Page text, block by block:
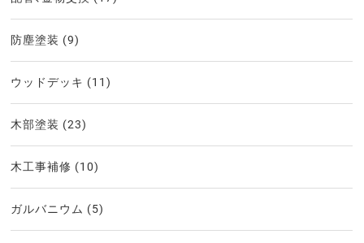
防塵塗装 (9)
ウッドデッキ (11)
木部塗装 (23)
木工事補修 (10)
ガルバニウム (5)